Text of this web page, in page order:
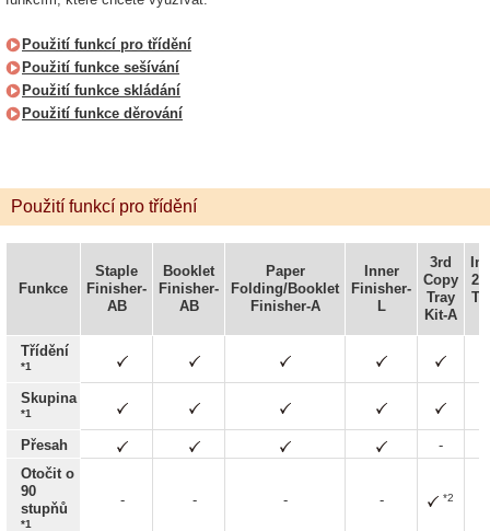
Použití funkcí pro třídění
Použití funkce sešívání
Použití funkce skládání
Použití funkce děrování
Použití funkcí pro třídění
Funkce
Staple
Finisher-
AB
Booklet
Finisher-
AB
Paper
Folding/Booklet
Finisher-A
Inner
Finisher-
L
3rd
Copy
Tray
Kit-A
Třídění
*1
Skupina
*1
Přesah -
Otočit o
90
stupňů
*1
- - - - *2